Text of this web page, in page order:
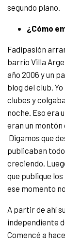
segundo plano.
¿Cómo
Fadipasión
barrio Villa
año 2006 y un
blog del club.
clubes y
noche. Eso era
eran un
Digamos que
publicaban
creciendo.
que publique
ese momento
A partir de ahí
independiente
Comencé a